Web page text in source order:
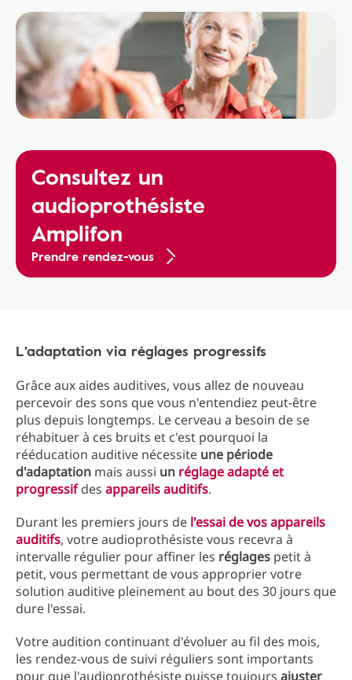
Consultez un
audioprothésiste
Amplifon
Prendre rendez-vous
L'adaptation via réglages progressifs
Grâce aux aides auditives, vous allez de nouveau
percevoir des sons que vous n'entendiez peut-être
plus depuis longtemps. Le cerveau a besoin de se
réhabituerà ces bruits et c'est pourquoi la
rééducation auditive nécessite une période
d'adaptation mais aussi un réglage adaptéet
progressifdes appareils auditifs.
Durant les premiers jours de l'essai de vos appareils
auditifs, votre audioprothésiste vous recevra à
intervalle régulier pour affiner les réglages petit à
petit, vous permettant de vous approprier votre
solution auditive pleinement au bout des 30 jours que
dure l'essai.
Votre audition continuant d'évoluer au fil des mois,
les rendez-vous de suivi réguliers sont importants
pour que l'audioprothésiste puisse toujours ajuster